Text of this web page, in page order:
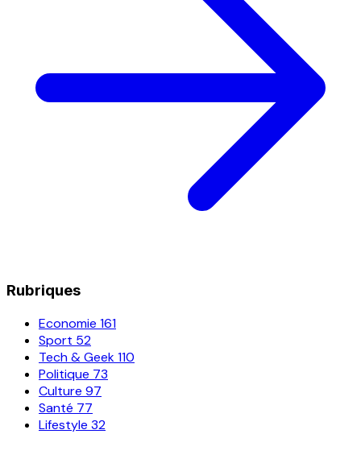
Rubriques
Economie 161
Sport 52
Tech & Geek110
Politique 73
Culture 97
Santé 77
Lifestyle 32